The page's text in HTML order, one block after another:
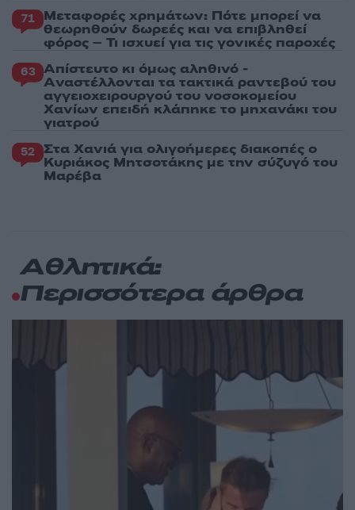
71 Μεταφορές χρημάτων: Πότε μπορεί να
θεωρηθούν δωρεές και να επιβληθεί
φόρος – Τι ισχυεί για τις γονικές παροχές
63 Απίστευτο κι όμως αληθινό -
Aναστέλλονται τα τακτικά ραντεβού του
αγγειοχειρουργού του νοσοκομείου
Χανίων επειδή κλάπηκε το μηχανάκι του
γιατρού
52 Στα Χανιά για ολιγοήμερες διακοπές ο
Κυριάκος Μητσοτάκης με την σύζυγό του
Μαρέβα
Αθλητικά:
Περισσότερα άρθρα